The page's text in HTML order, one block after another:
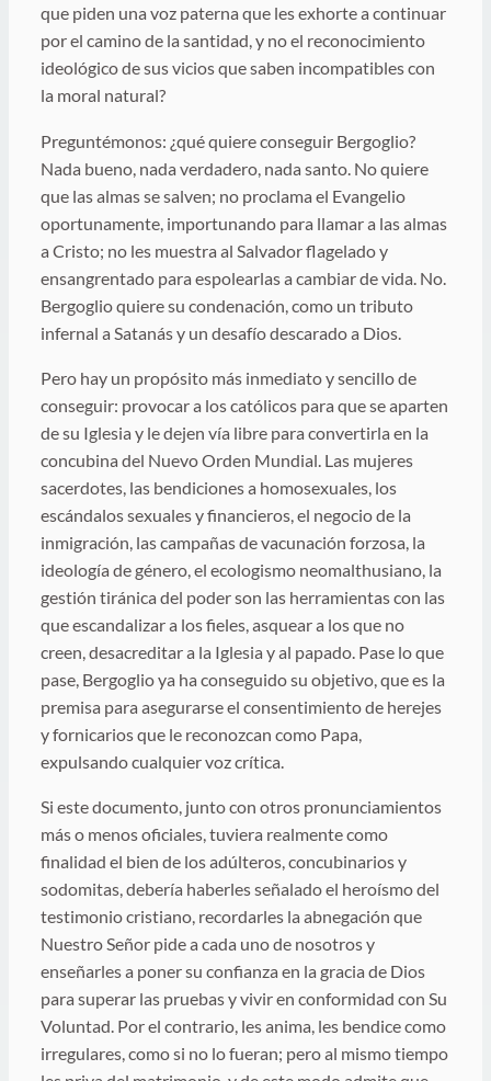
que piden una voz paterna que les exhorte a continuar
por el camino de la santidad, y no el reconocimiento
ideológico de sus vicios que saben incompatibles con
la moral natural?
Preguntémonos: ¿qué quiere conseguir Bergoglio?
Nada bueno, nada verdadero, nada santo. No quiere
que las almas se salven; no proclama el Evangelio
oportunamente, importunando para llamar a las almas
a Cristo; no les muestra al Salvador flagelado y
ensangrentado para espolearlas a cambiar de vida. No.
Bergoglio quiere su condenación, como un tributo
infernal a Satanás y un desafío descarado a Dios.
Pero hay un propósito más inmediato y sencillo de
conseguir: provocar a los católicos para que se aparten
de su Iglesia y le dejen vía libre para convertirla en la
concubina del Nuevo Orden Mundial. Las mujeres
sacerdotes, las bendiciones a homosexuales, los
escándalos sexuales y financieros, el negocio de la
inmigración, las campañas de vacunación forzosa, la
ideología de género, el ecologismo neomalthusiano, la
gestión tiránica del poder son las herramientas con las
que escandalizar a los fieles, asquear a los que no
creen, desacreditar a la Iglesia y al papado. Pase lo que
pase, Bergoglio ya ha conseguido su objetivo, que es la
premisa para asegurarse el consentimiento de herejes
y fornicarios que le reconozcan como Papa,
expulsando cualquier voz crítica.
Si este documento, junto con otros pronunciamientos
más o menos oficiales, tuviera realmente como
finalidad el bien de los adúlteros, concubinarios y
sodomitas, debería haberles señalado el heroísmo del
testimonio cristiano, recordarles la abnegación que
Nuestro Señor pide a cada uno de nosotros y
enseñarles a poner su confianza en la gracia de Dios
para superar las pruebas y vivir en conformidad con Su
Voluntad. Por el contrario, les anima, les bendice como
irregulares, como si no lo fueran; pero al mismo tiempo